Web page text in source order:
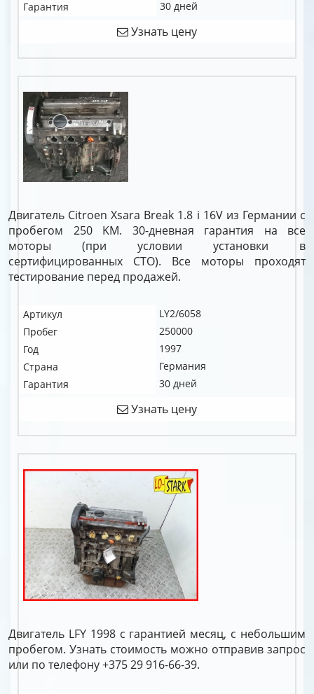
Гарантия 30 дней
Узнать цену
Двигатель Citroen Xsara Break 1.8 i 16V из Германии с
пробегом 250 KM. 30-дневная гарантия на все
моторы (при условии установки в
сертифицированных СТО). Все моторы проходят
тестирование перед продажей.
Артикул
LY2/6058
Пробег
250000
Год
1997
Страна
Германия
Гарантия
30 дней
Узнать цену
Двигатель LFY 1998 с гарантией месяц, с небольшим
пробегом. Узнать стоимость можно отправив запрос
или по телефону +375 29 916-66-39.